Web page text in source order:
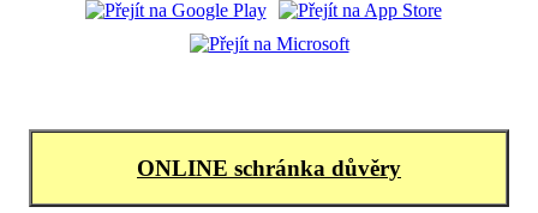
ONLINE schránka důvěry